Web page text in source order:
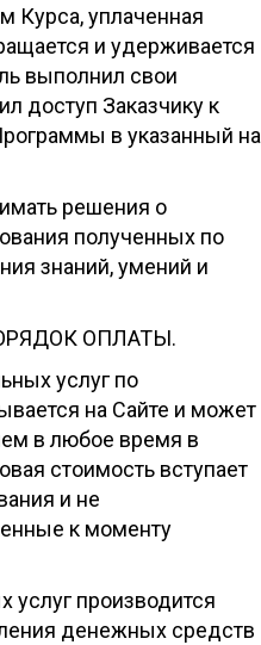
Курса, уплаченная
и удерживается
выполнил свои
доступ Заказчику к
в указанный на
решения о
полученных по
знаний, умений и
ОПЛАТЫ.
услуг по
на Сайте и может
в любое время в
стоимость вступает
и не
к моменту
услуг производится
денежных средств